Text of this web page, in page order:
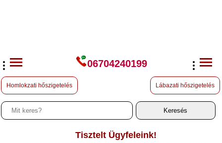
06704240199
Homlokzati hőszigetelés Lábazati hőszigetelés
Tisztelt Ügyfeleink!